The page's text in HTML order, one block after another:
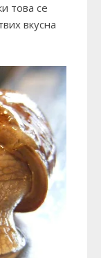
това се
вкусна